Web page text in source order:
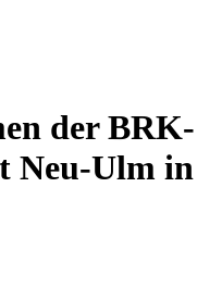
der BRK-
Neu-Ulm in